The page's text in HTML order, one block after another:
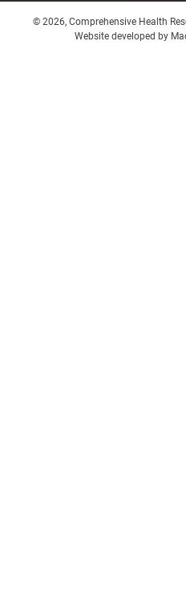
© 2026, Comprehensive Health
Website developed by